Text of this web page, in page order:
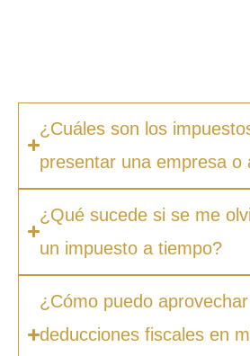
¿Cuáles son los
presentar una empresa o
¿Qué sucede si se me
un impuesto a tiempo?
¿Cómo puedo
deducciones fiscales en